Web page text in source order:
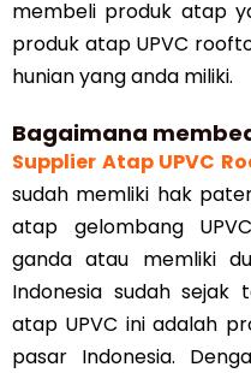
membeli produk atap
produk atap UPVC
hunian yang anda miliki.
Bagaimana
Supplier Atap UPVC
sudah memliki hak
atap gelombang
ganda atau memliki
Indonesia sudah
atap UPVC ini adalah
pasar Indonesia.